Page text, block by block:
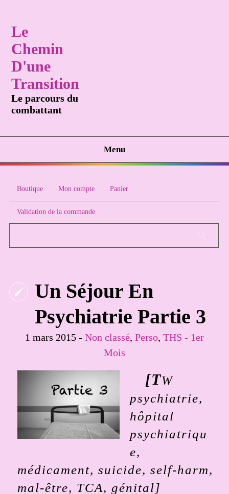
Le
Chemin
D'une
Transition
Le parcours du
combattant
Menu
Boutique Mon compte Panier
Validation de la commande
Un Séjour En
Psychiatrie Partie 3
1 mars 2015 - Non classé, Perso, THS - 1er
Mois
[TW
psychiatrie,
hôpital
psychiatriqu
e,
médicament, suicide, self-harm,
mal-être, TCA, génital]